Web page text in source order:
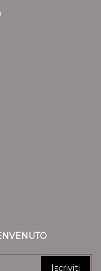
Iscriviti